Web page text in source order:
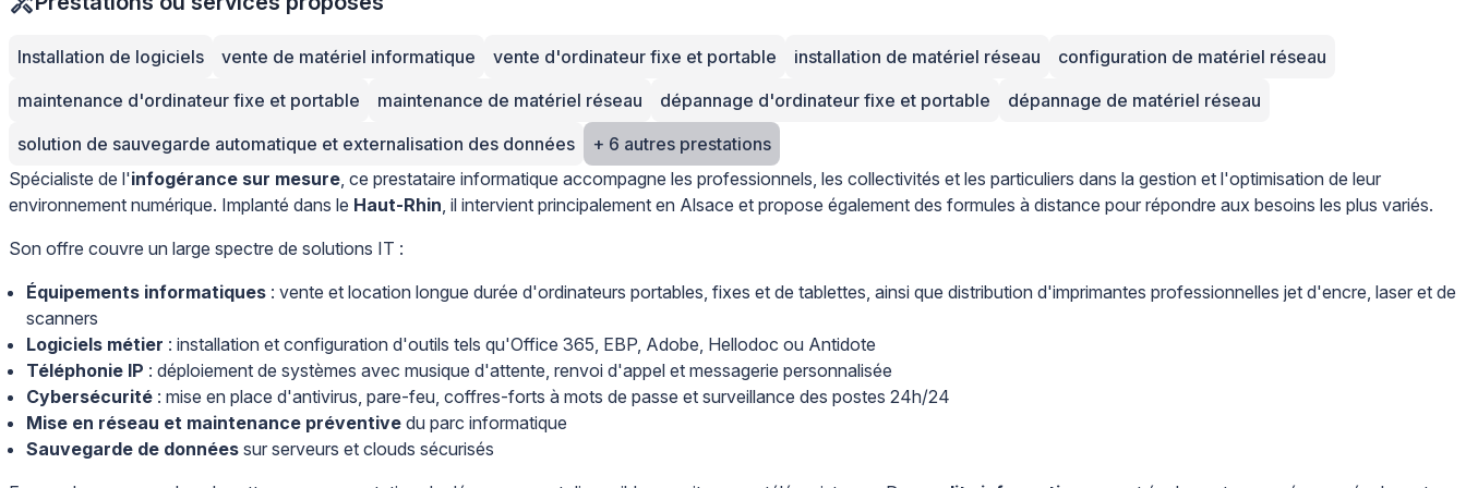
Installation de logiciels vente de matériel informatique vente d'ordinateur fixe et portable installation de matériel réseau
configuration de matériel réseau
maintenance d'ordinateur fixe et portable
maintenance de matériel réseau dépannage d'ordinateur fixe et portable
dépannage de matériel réseau
solution de sauvegarde automatique et externalisation des données
+ 6 autres prestations
Spécialiste de l'infogérance sur mesure , ce prestataire informatique accompagne les professionnels, les collectivités et les particuliers dans la gestion et l'optimisation de leur
environnement numérique. Implanté dans le Haut-Rhin , il intervient principalement en Alsace et propose également des formules à distance pour répondre aux besoins les plus variés.
Son offre couvre un large spectre de solutions IT :
Équipements informatiques : vente et location longue durée d'ordinateurs portables, fixes et de tablettes, ainsi que distribution d'imprimantes professionnelles jet d'encre, laser et de
scanners
Logiciels métier : installation et configuration d'outils tels qu'Office 365, EBP, Adobe, Hellodoc ou Antidote
Téléphonie IP : déploiement de systèmes avec musique d'attente, renvoi d'appel et messagerie personnalisée
Cybersécurité : mise en place d'antivirus, pare-feu, coffres-forts à mots de passe et surveillance des postes 24h/24
Mise en réseau et maintenance préventive du parc informatique
Sauvegarde de données sur serveurs et clouds sécurisés